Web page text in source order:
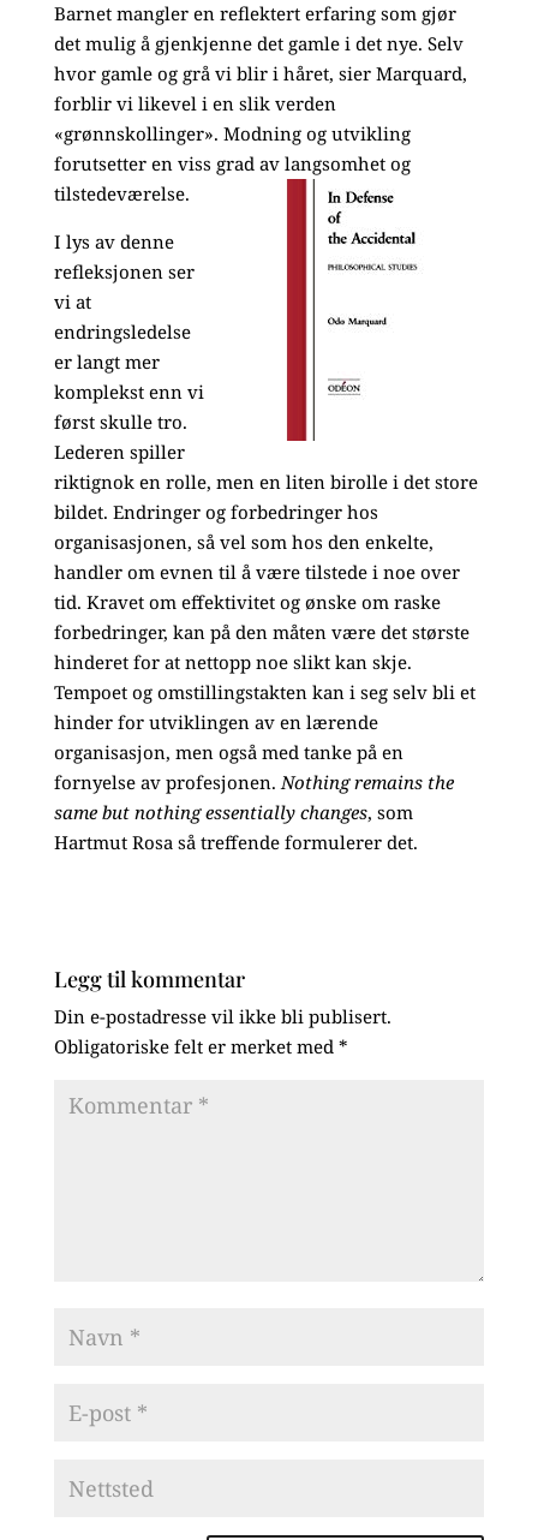
Barnet mangler en reflektert erfaring som gjør
det mulig å gjenkjenne det gamle i det nye. Selv
hvor gamle og grå vi blir i håret, sier Marquard,
forblir vi likevel i en slik verden
«grønnskollinger». Modning og utvikling
forutsetter en viss grad av langsomhet og
tilstedeværelse.
I lys av denne
refleksjonen ser
vi at
endringsledelse
er langt mer
komplekst enn vi
først skulle tro.
Lederen spiller
riktignok en rolle, men en liten birolle i det store
bildet. Endringer og forbedringer hos
organisasjonen, så vel som hos den enkelte,
handler om evnen til å være tilstede i noe over
tid. Kravet om effektivitet og ønske om raske
forbedringer, kan på den måten være det største
hinderet for at nettopp noe slikt kan skje.
Tempoet og omstillingstakten kan i seg selv bli et
hinder for utviklingen av en lærende
organisasjon, men også med tanke på en
fornyelse av profesjonen.Nothing remains the
same but nothing essentially changes, som
Hartmut Rosa så treffende formulerer det.
Legg til kommentar
Din e-postadresse vil ikke bli publisert.
Obligatoriske felt er merket med *